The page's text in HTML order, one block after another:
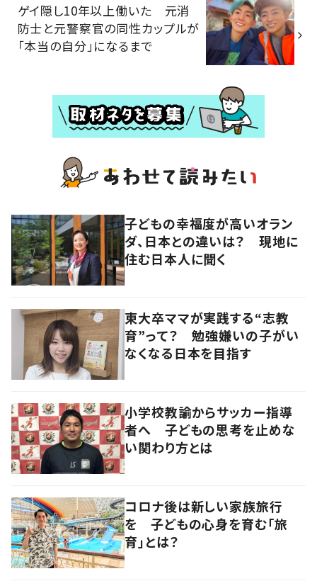
ゲイ隠し10年以上働いた 元消
防士と元警察官の同性カップルが
「本当の自分」になるまで
子どもの幸福度が高いオラン
ダ、日本との違いは？ 現地に
住む日本人に聞く
東大卒ママが実践する“志教
育”って？ 勉強嫌いの子がい
なくなる日本を目指す
小学校教諭からサッカー指導
者へ 子どもの思考を止めな
い関わり方とは
コロナ後は新しい家族旅行
を 子どもの心身を育む「旅
育」とは？